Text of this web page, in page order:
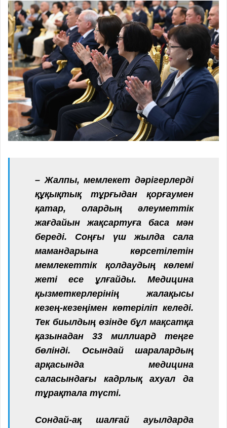
– Жалпы, мемлекет дәрігерлерді
құқықтық тұрғыдан қорғаумен
қатар, олардың әлеуметтік
жағдайын жақсартуға баса мән
береді. Соңғы үш жылда сала
мамандарына көрсетілетін
мемлекеттік қолдаудың көлемі
жеті есе ұлғайды. Медицина
қызметкерлерінің жалақысы
кезең-кезеңімен көтеріліп келеді.
Тек биылдың өзінде бұл мақсатқа
қазынадан 33 миллиард теңге
бөлінді. Осындай шаралардың
арқасында медицина
саласындағы кадрлық ахуал да
тұрақтала түсті.
Сондай-ақ шалғай ауылдарда